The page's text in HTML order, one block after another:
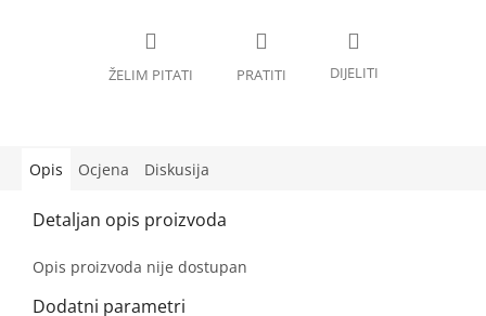
Opis Ocjena Diskusija
Opis proizvoda nije dostupan